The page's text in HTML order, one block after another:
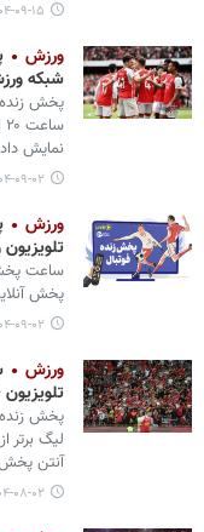
۱۴۰۴-۰۹-۱۵
ورزش
شبکه
پخش زنده
نمایش
۱۴۰۴-۰۹-۰۲
ورزش
پخش
۱۴۰۴-۰۹-۰۲
ورزش
تلویزیون +
پخش
آنتن
۱۴۰۴-۰۸-۰۲